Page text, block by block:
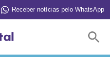
Receber notícias pelo WhatsApp